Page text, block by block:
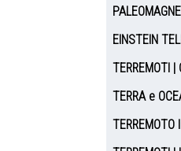
EINSTEIN
TERRA e